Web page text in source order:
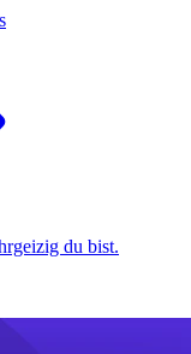
du bist.